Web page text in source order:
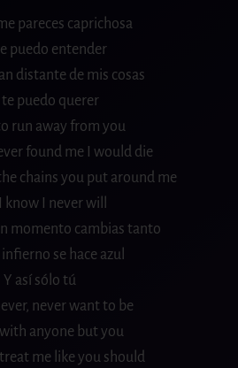
pareces caprichosa
puedo entender
distante de mis cosas
te puedo querer
to run away from you
found me I would die
chains you put around me
know I never will
momento cambias tanto
se hace azul
Y así sólo tú
never want to be
with anyone but you
me like you should